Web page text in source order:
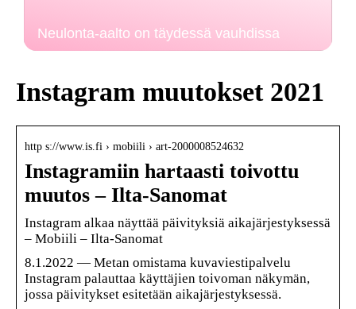
Neulonta-aalto on täydessä vauhdissa
Instagram muutokset 2021
http s://www.is.fi › mobiili › art-2000008524632
Instagramiin hartaasti toivottu
muutos – Ilta-Sanomat
Instagram alkaa näyttää päivityksiä aikajärjestyksessä
– Mobiili – Ilta-Sanomat
8.1.2022 — Metan omistama kuvaviestipalvelu
Instagram palauttaa käyttäjien toivoman näkymän,
jossa päivitykset esitetään aikajärjestyksessä.